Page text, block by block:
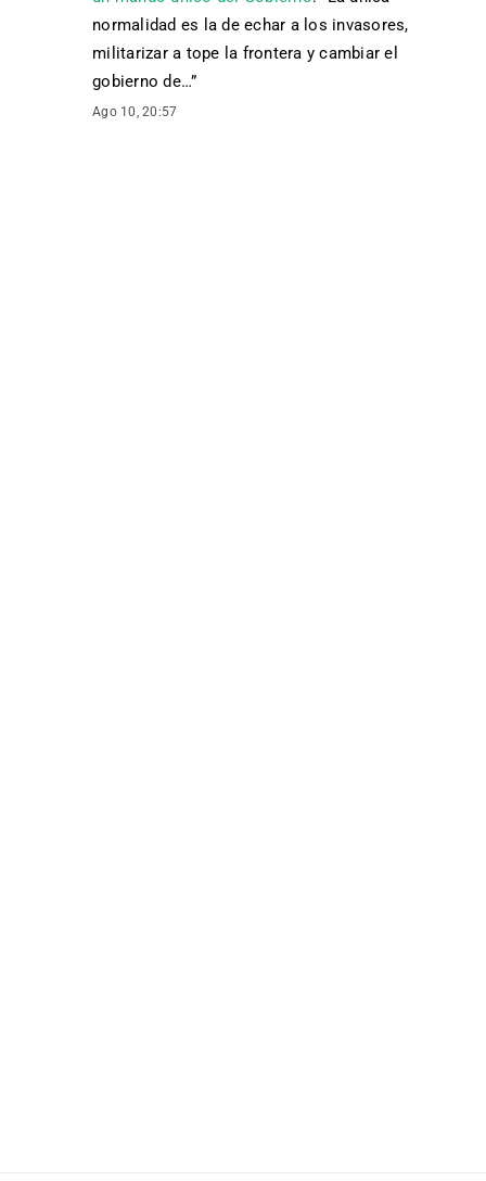
normalidad es la de echar a los invasores,
militarizar a tope la frontera y cambiar el
gobierno de…”
Ago 10, 20:57